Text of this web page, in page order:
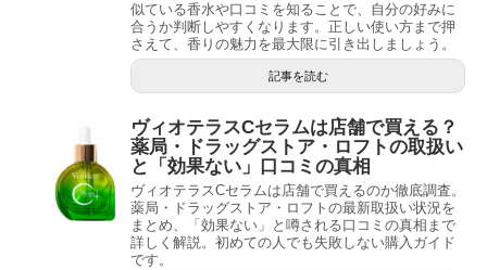
似ている香水や口コミを知ることで、自分の好みに
合うか判断しやすくなります。正しい使い方まで押
さえて、香りの魅力を最大限に引き出しましょう。
記事を読む
ヴィオテラスCセラムは店舗で買える？
薬局・ドラッグストア・ロフトの取扱い
と「効果ない」口コミの真相
ヴィオテラスCセラムは店舗で買えるのか徹底調査。
薬局・ドラッグストア・ロフトの最新取扱い状況を
まとめ、「効果ない」と噂される口コミの真相まで
詳しく解説。初めての人でも失敗しない購入ガイド
です。